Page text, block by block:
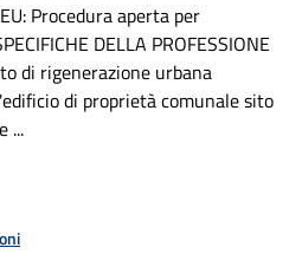
Procedura aperta per
DELLA PROFESSIONE
di rigenerazione urbana
di proprietà comunale sito
...